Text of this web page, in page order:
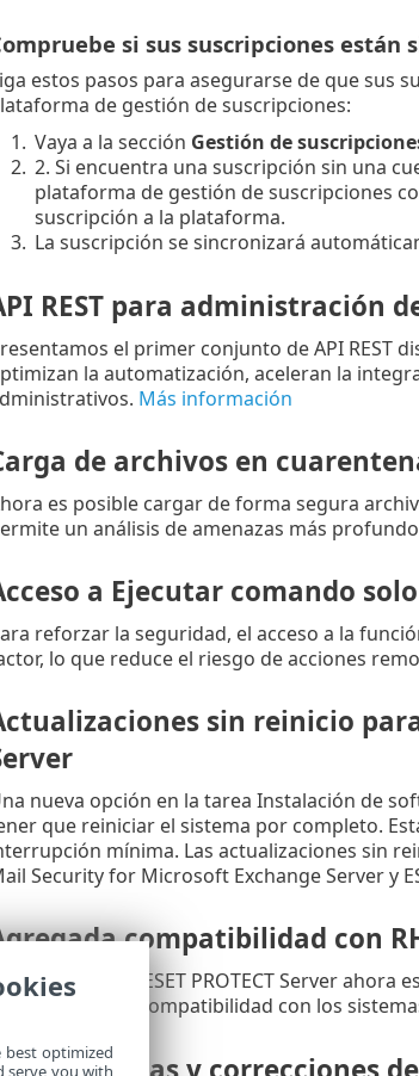
si sus suscripciones están
estos pasos para asegurarse de que sus
de gestión de suscripciones:
1. Vaya a la sección Gestión de
2. 2. Si encuentra una suscripción sin una
plataforma de gestión de suscripciones
suscripción a la plataforma.
3. La suscripción se sincronizará
REST para administración
el primer conjunto de API REST
la automatización, aceleran la
Más información
de archivos en
es posible cargar de forma segura
un análisis de amenazas más
a Ejecutar comando
reforzar la seguridad, el acceso a la
lo que reduce el riesgo de acciones
sin reinicio
nueva opción en la tarea Instalación de
que reiniciar el sistema por completo.
mínima. Las actualizaciones sin
Security for Microsoft Exchange Server y
compatibilidad con
instalación de ESET PROTECT Server
que garantiza la compatibilidad con los
best optimized
serve you with